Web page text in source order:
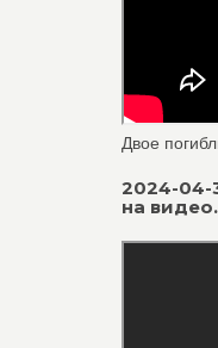
Двое
2024-04-
на